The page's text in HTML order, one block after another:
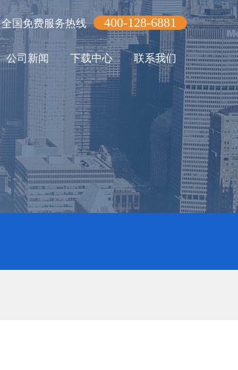
全国免费服务热线 400-128-6881
公司新闻 下载中心 联系我们